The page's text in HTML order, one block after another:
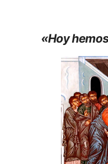
«Hoy